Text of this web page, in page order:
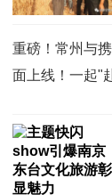
重磅！常州与
面上线！一起"